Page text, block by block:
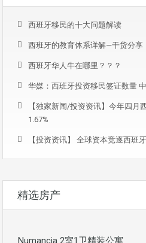
西班牙移民的十大问题解读
西班牙的教育体系详解—干货分享
西班牙华人牛在哪里？？？
华媒：西班牙投资移民签证数量
【独家新闻/投资资讯】今年四月
1.67%
【投资资讯】 全球资本竞逐西班
精选房产
Numancia 2室1卫精装公寓